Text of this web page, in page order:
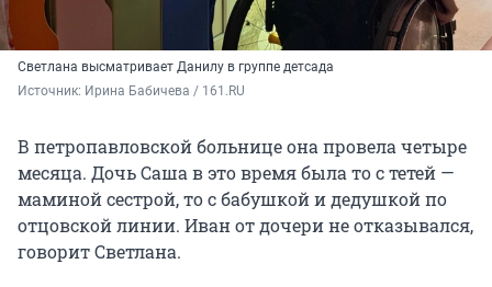
Светлана высматривает Данилу в группе детсада
Источник: Ирина Бабичева / 161.RU
В петропавловской больнице она провела четыре
месяца. Дочь Саша в это время была то с тетей —
маминой сестрой, то с бабушкой и дедушкой по
отцовской линии. Иван от дочери не отказывался,
говорит Светлана.